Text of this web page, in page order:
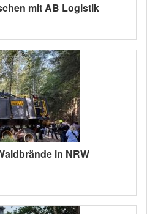
mit AB Logistik
in NRW